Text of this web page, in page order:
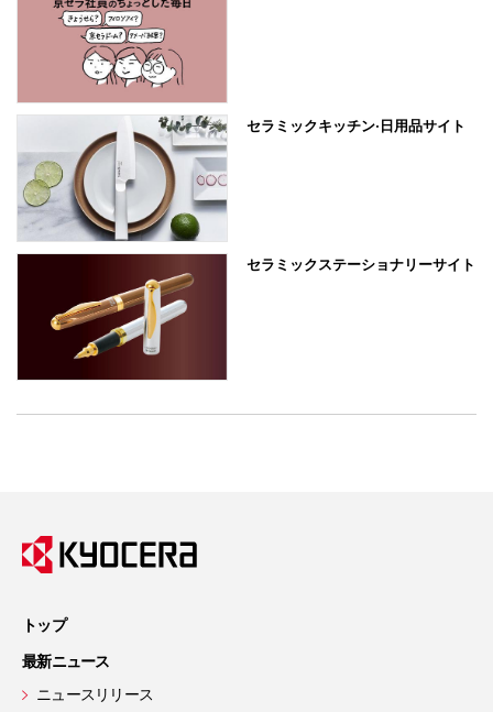
セラミックキッチン·日用品サイト
セラミックステーショナリーサイト
トップ
最新ニュース
ニュースリリース